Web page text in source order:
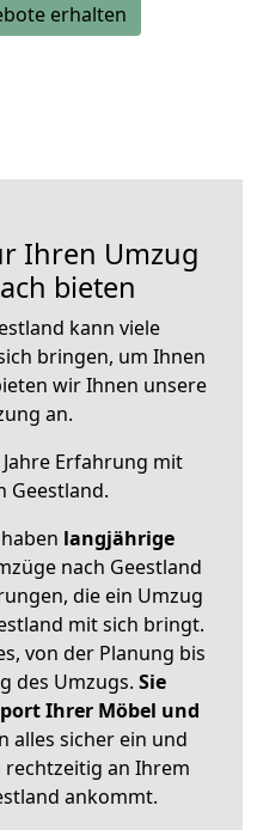
erhalten
Ihren Umzug
bieten
kann viele
bringen, um Ihnen
wir Ihnen unsere
an.
Erfahrung mit
Geestland.
langjährige
nach Geestland
die ein Umzug
mit sich bringt.
von der Planung bis
des Umzugs. Sie
Ihrer Möbel und
alles sicher ein und
rechtzeitig an Ihrem
ankommt.